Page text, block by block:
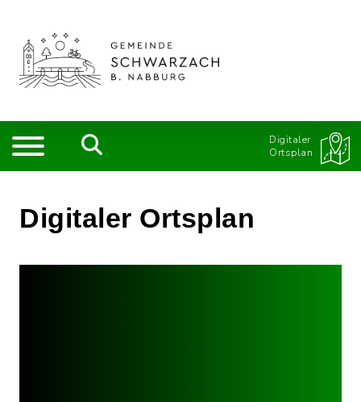
Digitaler
Ortsplan
Digitaler Ortsplan